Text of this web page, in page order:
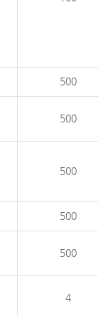
500
500
500
500
500
4